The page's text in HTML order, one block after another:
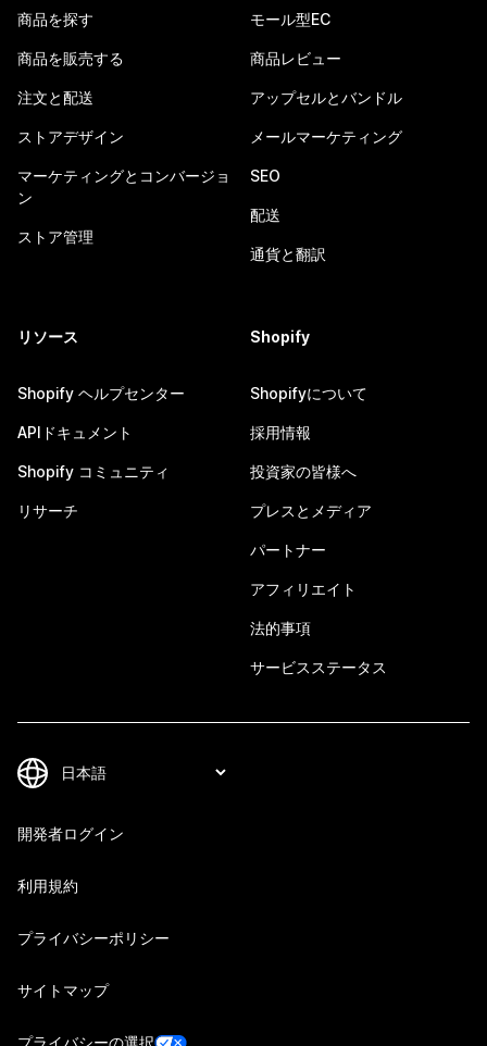
商品を探す
商品を販売する
注文と配送
ストアデザイン
マーケティングとコンバージョ
ン
ストア管理
モール型EC
商品レビュー
アップセルとバンドル
メールマーケティング
SEO
配送
通貨と翻訳
リソース
Shopify ヘルプセンター
APIドキュメント
Shopify コミュニティ
リサーチ
Shopify
Shopifyについて
採用情報
投資家の皆様へ
プレスとメディア
パートナー
アフィリエイト
法的事項
サービスステータス
開発者ログイン
利用規約
プライバシーポリシー
サイトマップ
プライバシーの選択